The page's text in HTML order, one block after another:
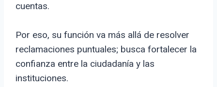
cuentas.
Por eso, su función va más allá de resolver
reclamaciones puntuales; busca fortalecer la
confianza entre la ciudadanía y las
instituciones.